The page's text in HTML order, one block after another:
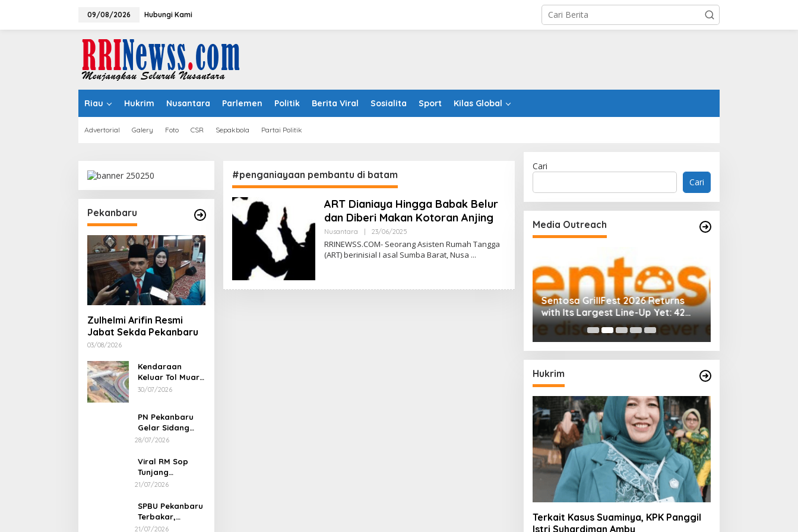
09/08/2026 Hubungi Kami
Riau Hukrim Nusantara Parlemen Politik Berita Viral Sosialita Sport Kilas Global
Advertorial Galery Foto CSR Sepakbola Partai Politik
Pekanbaru
Zulhelmi Arifin Resmi
Jabat Sekda Pekanbaru
03/08/2026
Kendaraan
Keluar Tol Muara
Fajar Dialihkan
30/07/2026
PN Pekanbaru
Gelar Sidang
Putusan Perkara
Juli 2026
28/07/2026
Viral RM Sop
Tunjang
Pekanbaru
Pelanggan,
Pemilik Minta
Maaf
21/07/2026
SPBU Pekanbaru
Terbakar,
Diduga Sumber
21/07/2026
#penganiayaan pembantu di batam
ART Dianiaya Hingga Babak Belur
dan Diberi Makan Kotoran Anjing
Nusantara 23/06/2025Oleh
RRINEWSS.COM- Seorang Asisten Rumah Tangga
(ART) berinisial I asal Sumba Barat, Nusa
Cari
Cari
Media Outreach
First Phosphate Announces
Uplisting of American Depositary
Receipt (ADR) to Nasdaq Global
Market Under Ticker Symbol PHOS
Sentosa GrillFest 2026 Returns
with Its Largest Line-Up Yet: 42
Food Vendors, First-Ever
Omakase-Inspired Beachfront
Dining and Returning Crowd
Favourites
Hukrim
Terkait Kasus Suaminya, KPK Panggil
Istri Suhardiman Amby